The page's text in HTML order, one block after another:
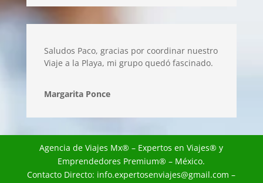
Saludos Paco, gracias por coordinar nuestro
Viaje a la Playa, mi grupo quedó fascinado.
Margarita Ponce
Agencia de Viajes Mx® – Expertos en Viajes® y
Emprendedores Premium® – México.
Contacto Directo: info.expertosenviajes@gmail.com –